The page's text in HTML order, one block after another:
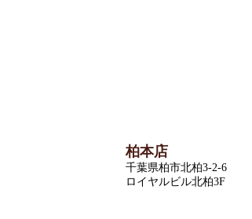
柏本店
千葉県柏市北柏3-2-6
ロイヤルビル北柏3F